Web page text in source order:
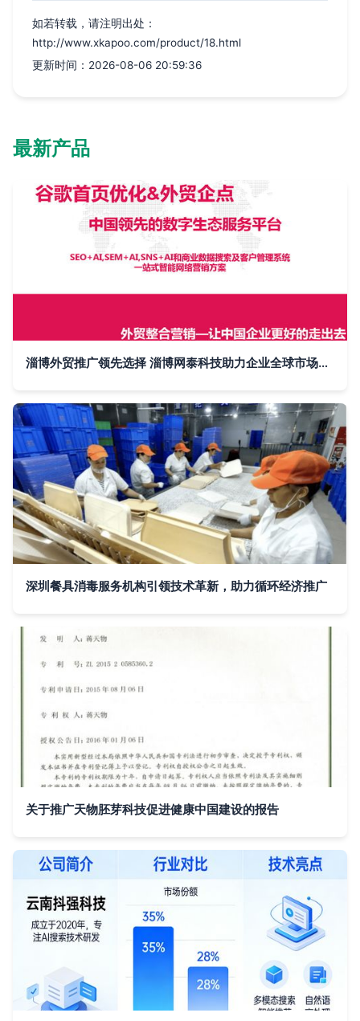
如若转载，请注明出处：
http://www.xkapoo.com/product/18.html
更新时间：2026-08-06 20:59:36
最新产品
淄博外贸推广领先选择 淄博网泰科技助力企业全球市场拓展
深圳餐具消毒服务机构引领技术革新，助力循环经济推广
关于推广天物胚芽科技促进健康中国建设的报告